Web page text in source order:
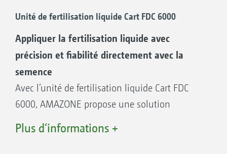
Unité de fertilisation liquide Cart FDC 6000
Appliquer la fertilisation liquide avec
précision et fiabilité directement avec la
semence
Avec l’unité de fertilisation liquide Cart FDC
6000, AMAZONE propose une solution
pratique pour la fertilisation liquide associée
Plus d‘informations +